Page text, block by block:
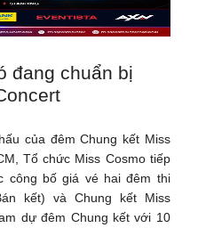
đang chuẩn bị
của đêm Chung kết Miss
Tổ chức Miss Cosmo tiếp
công bố giá vé hai đêm thi
kết) và Chung kết Miss
dự đêm Chung kết với 10